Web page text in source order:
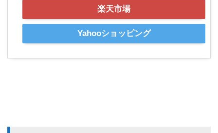
楽天市場
Yahooショッピング